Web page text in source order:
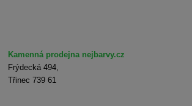
Kamenná prodejna nejbarvy.cz
Frýdecká 494,
Třinec 739 61